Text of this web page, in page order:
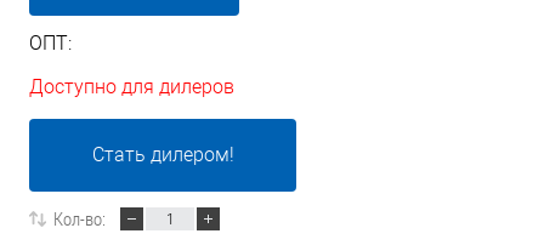
ОПТ:
Доступно для дилеров
Стать дилером!
Кол-во: